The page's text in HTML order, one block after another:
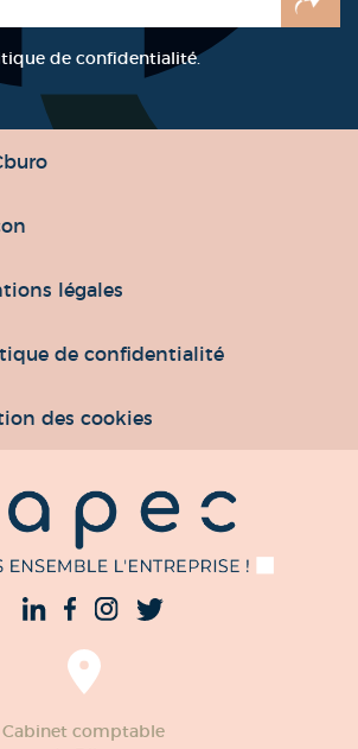
de confidentialité.
légales
de confidentialité
des cookies
Cabinet comptable